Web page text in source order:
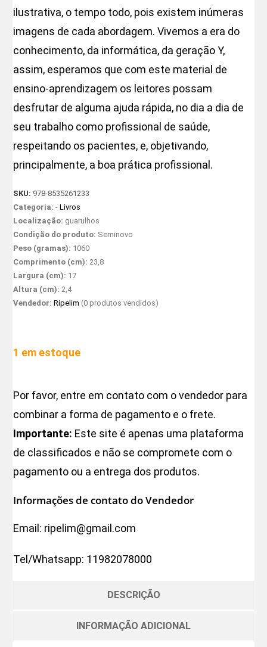
ilustrativa, o tempo todo, pois existem inúmeras
imagens de cada abordagem. Vivemos a era do
conhecimento, da informática, da geração Y,
assim, esperamos que com este material de
ensino-aprendizagem os leitores possam
desfrutar de alguma ajuda rápida, no dia a dia de
seu trabalho como profissional de saúde,
respeitando os pacientes, e, objetivando,
principalmente, a boa prática profissional.
SKU: 978-8535261233
Categoria:-Livros
Localização: guarulhos
Condição do produto: Seminovo
Peso (gramas): 1060
Comprimento (cm): 23,8
Largura (cm): 17
Altura (cm): 2,4
Vendedor:Ripelim (0 produtos vendidos)
1 em estoque
Por favor, entre em contato com o vendedor para
combinar a forma de pagamento e o frete.
Importante: Este site é apenas uma plataforma
de classificados e não se compromete com o
pagamento ou a entrega dos produtos.
Informações de contato do Vendedor
Email: ripelim@gmail.com
Tel/Whatsapp: 11982078000
DESCRIÇÃO
INFORMAÇÃO ADICIONAL